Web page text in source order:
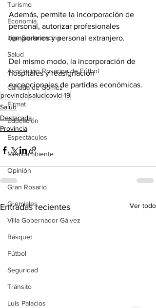
Turismo
Economía
Liga Sanlorencina
Salud
Asociación Rosarina de Fútbol
Cañada de Gómez
Firmat
Educación
Espectáculos
Medioambiente
Opinión
Gran Rosario
Gremiales
Villa Gobernador Gálvez
Básquet
Fútbol
Seguridad
Tránsito
Luis Palacios
Además, permite la incorporación de
personal, autorizar profesionales
temporarios y personal extranjero.
Del mismo modo, la incorporación de
hospitales y reasignación
excepcionales de partidas económicas.
provinciasaludcovid-19
Salud
Destacada
Provincia
Entradas recientes Ver todo